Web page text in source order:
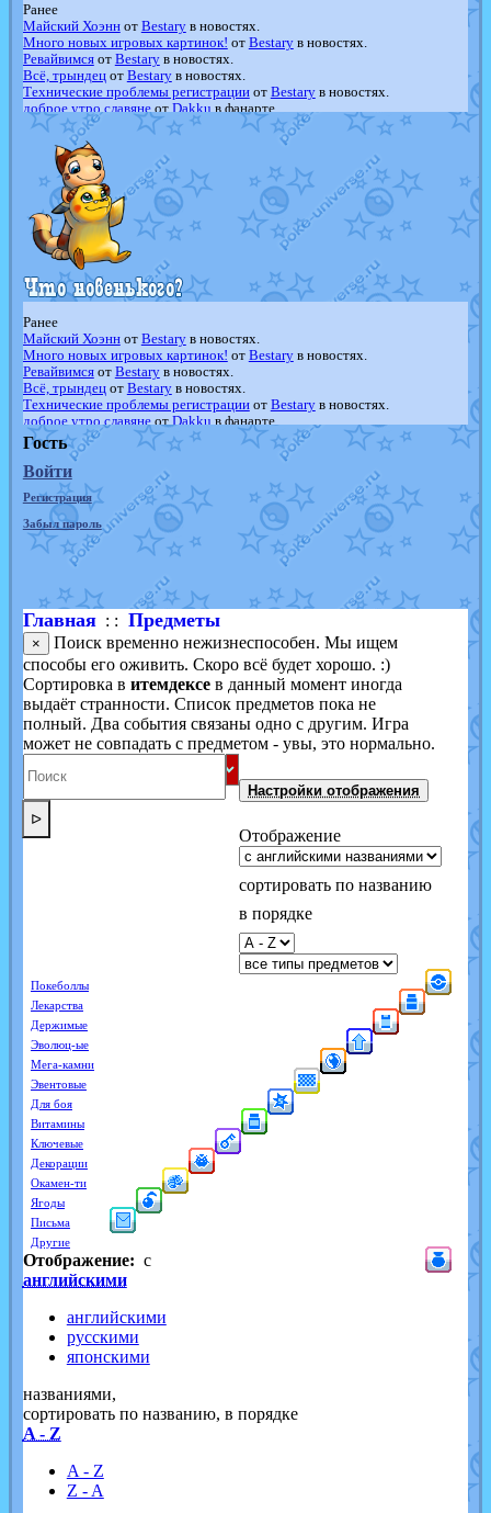
Ранее
Майский Хоэннот Bestaryв новостях.
Много новых игровых картинок! от Bestaryв новостях.
Ревайвимсяот Bestaryв новостях.
Всё, трындецот Bestaryв новостях.
Технические проблемы регистрацииот Bestaryв новостях.
доброе утро славянеот Dakku в фанарте.
Йолда и Мимикью отMavisNyanCatв фанарте.
Недовольный котомангуст
в фанарте.
The Dark Wishmaker
отRandomon
шадоу спиритомб
отilovearceus
в фанарте.
траббишотilovearceusв фанарте.
Raging BoltотGraceDaFox
в фанарте.
Shadow mismagiusотJOK_julia
в фанарте.
художникотvicavicaв фанарте.
Ранее
Майский Хоэннот Bestaryв новостях.
Много новых игровых картинок! от Bestaryв новостях.
Ревайвимсяот Bestaryв новостях.
Всё, трындецот Bestaryв новостях.
Технические проблемы регистрацииот Bestaryв новостях.
доброе утро славянеот Dakku в фанарте.
Йолда и МимикьюотMavisNyanCatв фанарте.
Недовольный котомангуст
в фанарте.
The Dark Wishmaker
отRandomon
шадоу спиритомб
отilovearceus
в фанарте.
траббишотilovearceusв фанарте.
Raging BoltотGraceDaFox
Shadow mismagiusотJOK_julia
в фанарте.
художникот vicavicaв фанарте.
Гость
Войти
Регистрация
Забыл пароль
Главная: : Предметы
×
Поиск временно нежизнеспособен. Мы ищем
способы его оживить. Скоро всё будет хорошо. :)
Сортировка в итемдексев данный момент иногда
выдаёт странности. Список предметов пока не
полный. Два события связаны одно с другим. Игра
может не совпадать с предметом - увы, это нормально.
ᐅ
Настройки отображения
Отображение
сортировать по названию
в порядке
Покеболлы
Лекарства
Держимые
Эволюц-ые
Мега-камни
Эвентовые
Для боя
Витамины
Ключевые
Декорации
Окамен-ти
Ягоды
Письма
Другие
Отображение: с
английскими
английскими
русскими
японскими
названиями,
cортировать по названию, в порядке
A - Z
A - Z
Z - A